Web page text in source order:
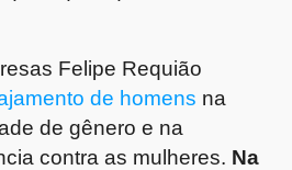
Felipe Requião
de homens na
de gênero e na
contra as mulheres. Na